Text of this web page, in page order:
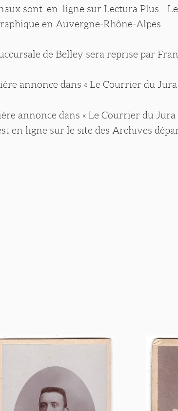
sont en ligne sur Lectura Plus -
en Auvergne-Rhône-Alpes.
de Belley sera reprise par
annonce dans « Le Courrier du Jura
annonce dans « Le Courrier du Jura
en ligne sur le site des Archives